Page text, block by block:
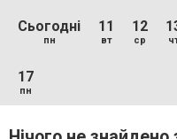
Сьогодні
пн
11
вт
12
ср
17
пн